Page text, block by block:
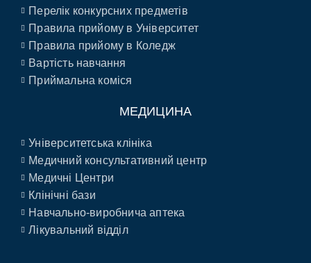
Перелік конкурсних предметів
Правила прийому в Університет
Правила прийому в Коледж
Вартість навчання
Приймальна коміся
МЕДИЦИНА
Університетська клініка
Медичний консультативний центр
Медичні Центри
Клінічні бази
Навчально-виробнича аптека
Лікувальний відділ